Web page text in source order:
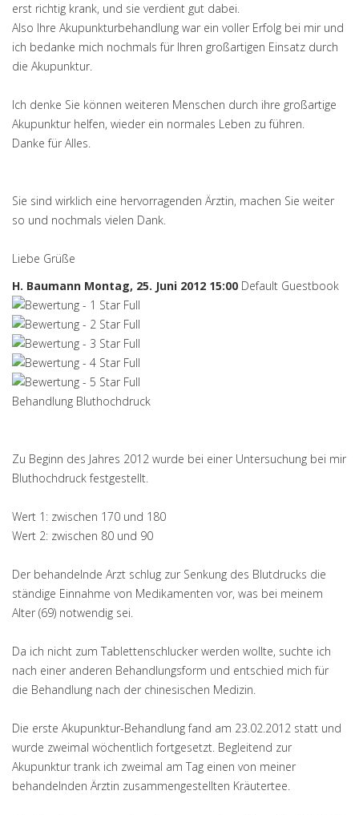
erst richtig krank, und sie verdient gut dabei.
Also Ihre Akupunkturbehandlung war ein voller Erfolg bei mir und
ich bedanke mich nochmals für Ihren großartigen Einsatz durch
die Akupunktur.
Ich denke Sie können weiteren Menschen durch ihre großartige
Akupunktur helfen, wieder ein normales Leben zu führen.
Danke für Alles.
Sie sind wirklich eine hervorragenden Ärztin, machen Sie weiter
so und nochmals vielen Dank.
Liebe Grüße
H. Baumann Montag, 25. Juni 2012 15:00 Default Guestbook
Behandlung Bluthochdruck
Zu Beginn des Jahres 2012 wurde bei einer Untersuchung bei mir
Bluthochdruck festgestellt.
Wert 1: zwischen 170 und 180
Wert 2: zwischen 80 und 90
Der behandelnde Arzt schlug zur Senkung des Blutdrucks die
ständige Einnahme von Medikamenten vor, was bei meinem
Alter (69) notwendig sei.
Da ich nicht zum Tablettenschlucker werden wollte, suchte ich
nach einer anderen Behandlungsform und entschied mich für
die Behandlung nach der chinesischen Medizin.
Die erste Akupunktur-Behandlung fand am 23.02.2012 statt und
wurde zweimal wöchentlich fortgesetzt. Begleitend zur
Akupunktur trank ich zweimal am Tag einen von meiner
behandelnden Ärztin zusammengestellten Kräutertee.